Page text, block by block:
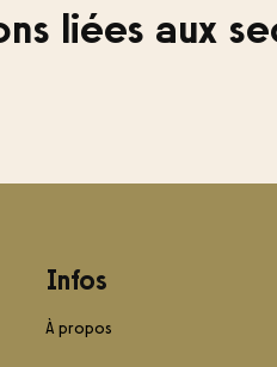
liées aux
Infos
À propos